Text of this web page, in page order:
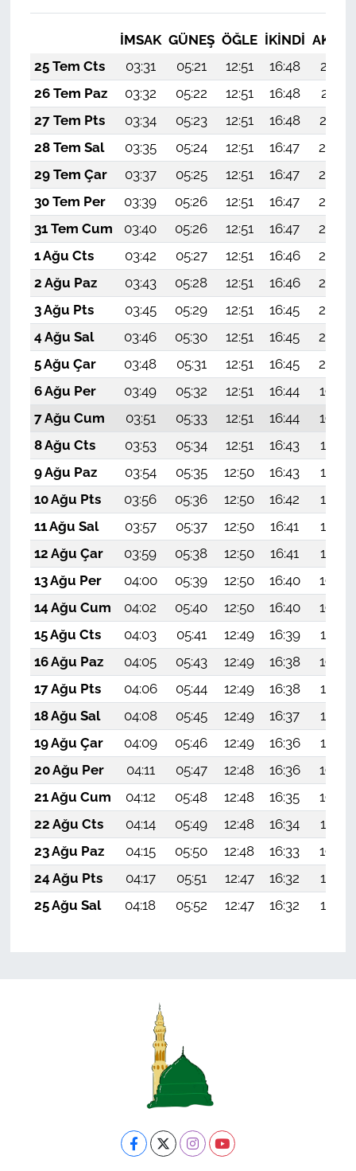
İMSAK GÜNEŞ ÖĞLE İKINDI
25 Tem Cts
03:31 05:21 12:51 16:48
20:12
26 Tem Paz
03:32 05:22 12:51 16:48
20:11
27 Tem Pts
03:34 05:23 12:51 16:48
20:10
28 Tem Sal
03:35 05:24 12:51 16:47
20:09
29 Tem Çar
03:37 05:25 12:51 16:47
20:08
30 Tem Per
03:39 05:26 12:51 16:47
20:07
31 Tem Cum
03:40 05:26 12:51 16:47
20:06
1 Ağu Cts
03:42 05:27 12:51 16:46
20:05
2 Ağu Paz
03:43 05:28 12:51 16:46
20:04
3 Ağu Pts
03:45 05:29 12:51 16:45
20:03
4 Ağu Sal
03:46 05:30 12:51 16:45
20:02
5 Ağu Çar
03:48 05:31 12:51 16:45
20:00
6 Ağu Per
03:49 05:32 12:51 16:44
19:59
7 Ağu Cum
03:51 05:33 12:51 16:44
19:58
8 Ağu Cts
03:53 05:34 12:51 16:43
19:57
9 Ağu Paz
03:54 05:35 12:50 16:43
19:55
10 Ağu Pts
03:56 05:36 12:50 16:42
19:54
11 Ağu Sal
03:57 05:37 12:50 16:41
19:53
12 Ağu Çar
03:59 05:38 12:50 16:41
19:52
13 Ağu Per
04:00 05:39 12:50 16:40
19:50
14 Ağu Cum
04:02 05:40 12:50 16:40
19:49
15 Ağu Cts
04:03 05:41 12:49 16:39
19:47
16 Ağu Paz
04:05 05:43 12:49 16:38
19:46
17 Ağu Pts
04:06 05:44 12:49 16:38
19:45
18 Ağu Sal
04:08 05:45 12:49 16:37
19:43
19 Ağu Çar
04:09 05:46 12:49 16:36
19:42
20 Ağu Per
04:11 05:47 12:48 16:36
19:40
21 Ağu Cum
04:12 05:48 12:48 16:35
19:39
22 Ağu Cts
04:14 05:49 12:48 16:34
19:37
23 Ağu Paz
04:15 05:50 12:48 16:33
19:36
24 Ağu Pts
04:17 05:51 12:47 16:32
19:34
25 Ağu Sal
04:18 05:52 12:47 16:32 19:33